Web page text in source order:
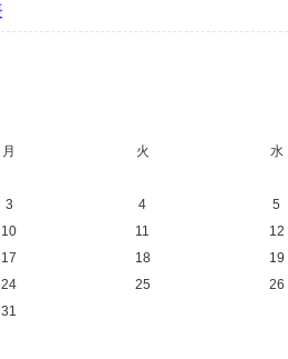
月 火 水
3
4 5
10
11 12
17
18 19
24
25 26
31